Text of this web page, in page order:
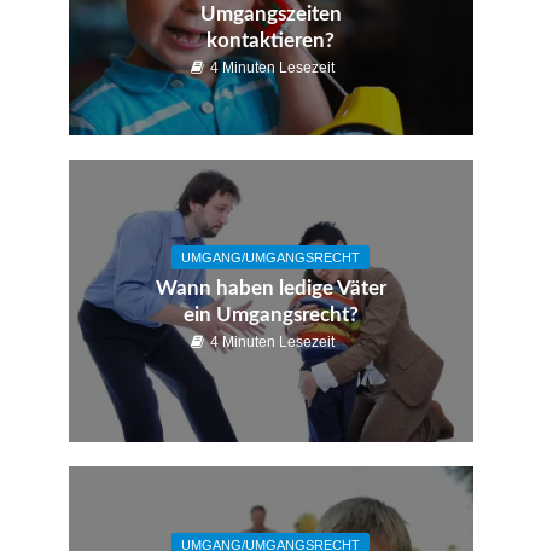
Umgangszeiten
kontaktieren?
4 Minuten Lesezeit
UMGANG/UMGANGSRECHT
Wann haben ledige Väter
ein Umgangsrecht?
4 Minuten Lesezeit
UMGANG/UMGANGSRECHT